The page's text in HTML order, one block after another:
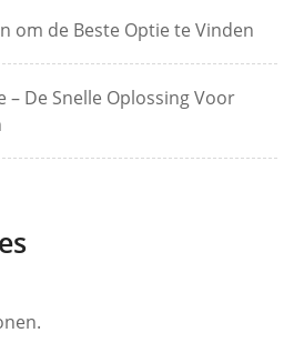
om de Beste Optie te Vinden
– De Snelle Oplossing Voor